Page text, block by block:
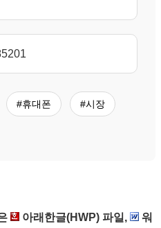
#휴대폰 #시장
아래한글(HWP) 파일,
워